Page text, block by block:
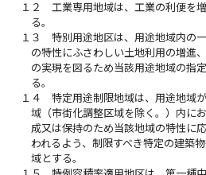
１２
工業専用地域は、工業の利便を
る。
１３
特別用途地区は、用途地域内の
の特性にふさわしい土地利用の増進
の実現を図るため当該用途地域の指
る。
１４
特定用途制限地域は、用途地域
域（市街化調整区域を除く。）内に
成又は保持のため当該地域の特性に
われるよう、制限すべき特定の建築
域とする。